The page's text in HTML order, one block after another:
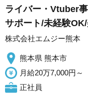
ライバー・Vtuber
サポート/未経験
株式会社エムジー熊本
熊本県 熊本市
月給20万7,000円～
正社員